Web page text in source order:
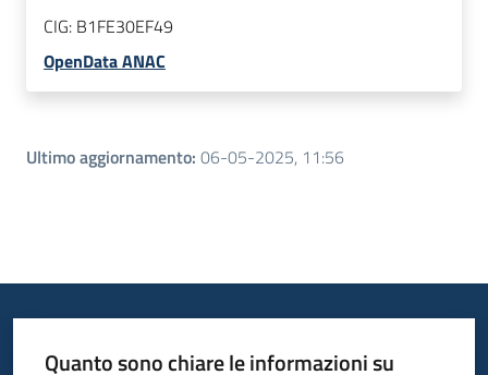
CIG: B1FE30EF49
OpenData ANAC
Ultimo aggiornamento: 06-05-2025, 11:56
Quanto sono chiare le informazioni su